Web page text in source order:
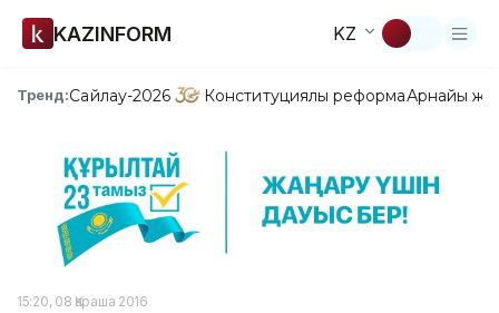
KAZINFORM KZ
Тренд:Сайлау-2026 Конституциялық реформаАрнайы
15:20, 08 Қараша 2016